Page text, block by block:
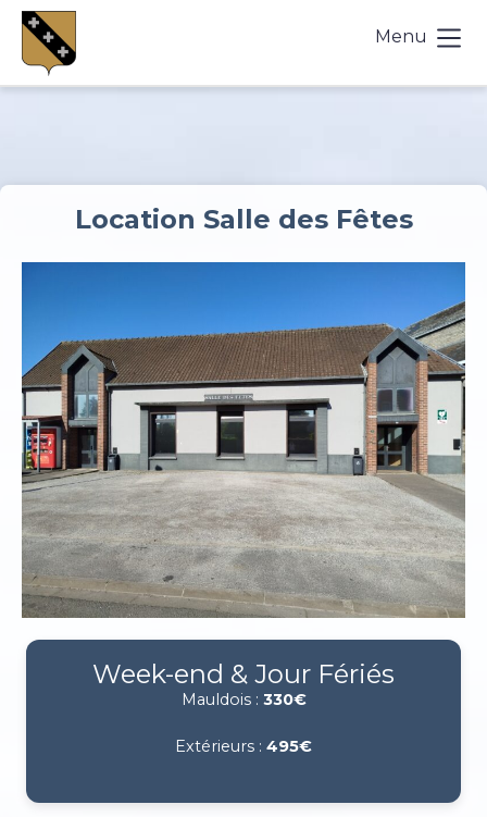
Menu
Location Salle des Fêtes
Week-end & Jour Fériés
Mauldois : 330€
Extérieurs : 495€